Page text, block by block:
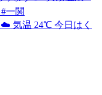
気温 24℃ 今日はく